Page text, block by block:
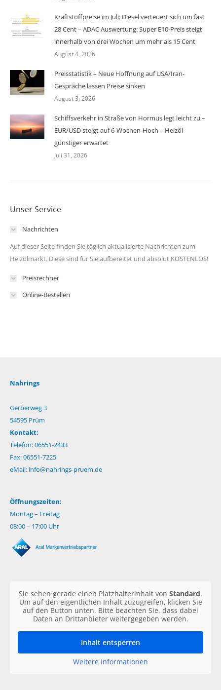
Kraftstoffpreise im Juli: Diesel verteuert sich um fast
28 Cent – ADAC Auswertung: Super E10-Preis steigt
innerhalb von drei Wochen um mehr als 15 Cent
August 4, 2026
Preisstatistik – Neue Hoffnung auf USA/Iran-
Gespräche lassen Preise sinken
August 3, 2026
Schiffsverkehr in Straße von Hormus legt leicht zu –
EUR/USD steigt auf 6-Wochen-Hoch – Heizöl
günstiger erwartet
Juli 31, 2026
Unser Service
Nachrichten
Auf dieser Seite finden Sie täglich aktualisierte Nachrichten zum
Heizölmarkt. Diese sind für Sie aufbereitet und absolut KOSTENLOS!
Preisrechner
Online-Bestellen
Nahrings
Gerberweg 3
54595 Prüm
Kontakt:
Telefon: 06551-2433
Fax: 06551-7225
eMail: info@nahrings-pruem.de
Öffnungszeiten:
Montag – Freitag
08:00 – 17:00 Uhr
Sie sehen gerade einen Platzhalterinhalt von Standard.
Um auf den eigentlichen Inhalt zuzugreifen, klicken Sie
auf den Button unten. Bitte beachten Sie, dass dabei
Daten an Drittanbieter weitergegeben werden.
Inhalt entsperren
Weitere Informationen